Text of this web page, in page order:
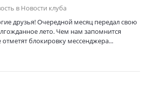
в Новости клуба
друзья! Очередной месяц передал свою
лето. Чем нам запомнится
блокировку мессенджера...